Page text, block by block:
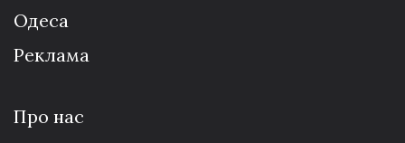
Одеса
Реклама
Про нас